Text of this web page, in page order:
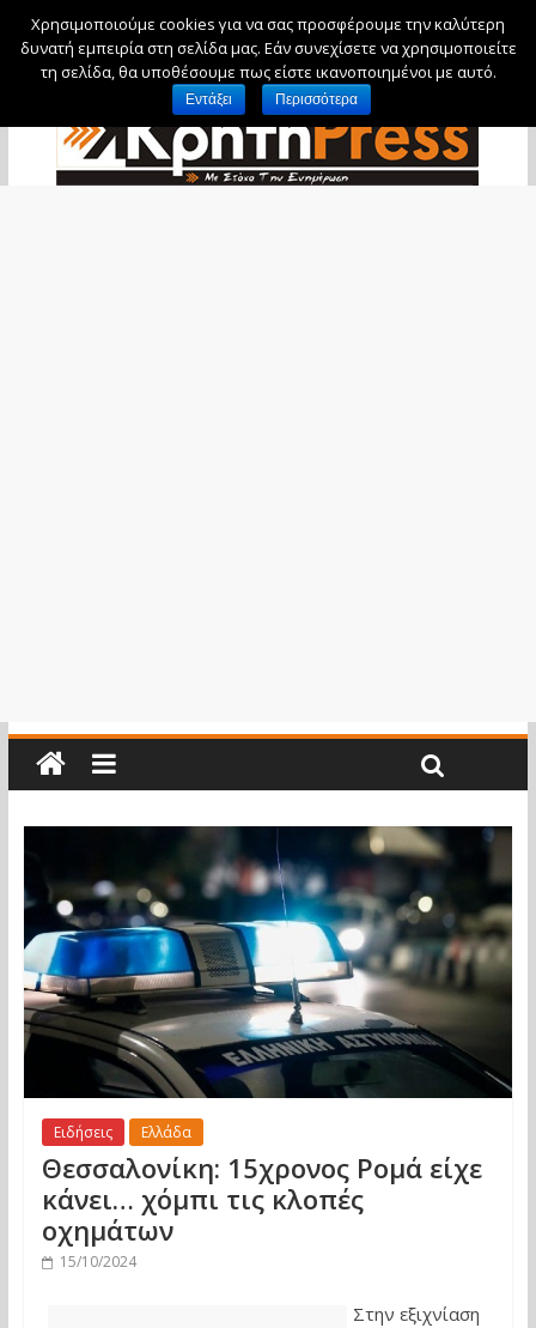
Παρασκευή, 7 Αυγούστου, 2026
Ειδήσεις Ελλάδα
Θεσσαλονίκη: 15χρονος Ρομά είχε
κάνει… χόμπι τις κλοπές
οχημάτων
15/10/2024
Στην εξιχνίαση
Χρησιμοποιούμε cookies για να σας προσφέρουμε την καλύτερη
δυνατή εμπειρία στη σελίδα μας. Εάν συνεχίσετε να χρησιμοποιείτε
τη σελίδα, θα υποθέσουμε πως είστε ικανοποιημένοι με αυτό.
Εντάξει Περισσότερα